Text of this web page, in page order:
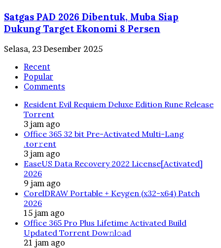
Satgas PAD 2026 Dibentuk, Muba Siap
Dukung Target Ekonomi 8 Persen
Selasa, 23 Desember 2025
Recent
Popular
Comments
Resident Evil Requiem Deluxe Edition Rune Release
Torrent
3 jam ago
Office 365 32 bit Pre-Activated Multi-Lang
.tоr𝚛еnt
3 jam ago
EaseUS Data Recovery 2022 License[Activated]
2026
9 jam ago
CorelDRAW Portable + Keygen (x32-x64) Patch
2026
15 jam ago
Office 365 Pro Plus Lifetime Activated Build
Updated Torrent Dow𝚗l𝚘аd
21 jam ago